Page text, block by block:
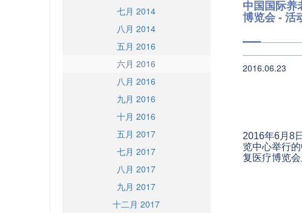
中国国际养
博览会 - 活
2016.06.23
2016年6月8
览中心举行
复医疗博览
七月 2014
八月 2014
五月 2016
六月 2016
八月 2016
九月 2016
十月 2016
五月 2017
七月 2017
八月 2017
九月 2017
十二月 2017